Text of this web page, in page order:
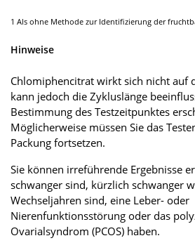
1 Als ohne Methode zur Identifizierung der
Hinweise
Chlomiphencitrat wirkt sich nicht auf
kann jedoch die Zykluslänge
Bestimmung des Testzeitpunktes
Möglicherweise müssen Sie das
Packung fortsetzen.
Sie können irreführende Ergebnisse
schwanger sind, kürzlich schwanger
Wechseljahren sind, eine Leber- oder
Nierenfunktionsstörung oder das
Ovarialsyndrom (PCOS) haben.